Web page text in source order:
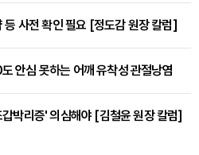
등 사전 확인 필요 [정도감 원장 칼럼]
안심 못하는 어깨 유착성 관절낭염
박리증' 의심해야 [김철윤 원장 칼럼]